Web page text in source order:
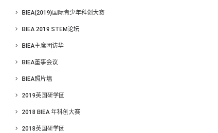
BIEA(2019)国际青少年科创大赛
BIEA 2019 STEM论坛
BIEA主席团访华
BIEA董事会议
BIEA照片墙
2019英国研学团
2018 BIEA 年科创大赛
2018英国研学团